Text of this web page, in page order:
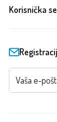
Korisnička